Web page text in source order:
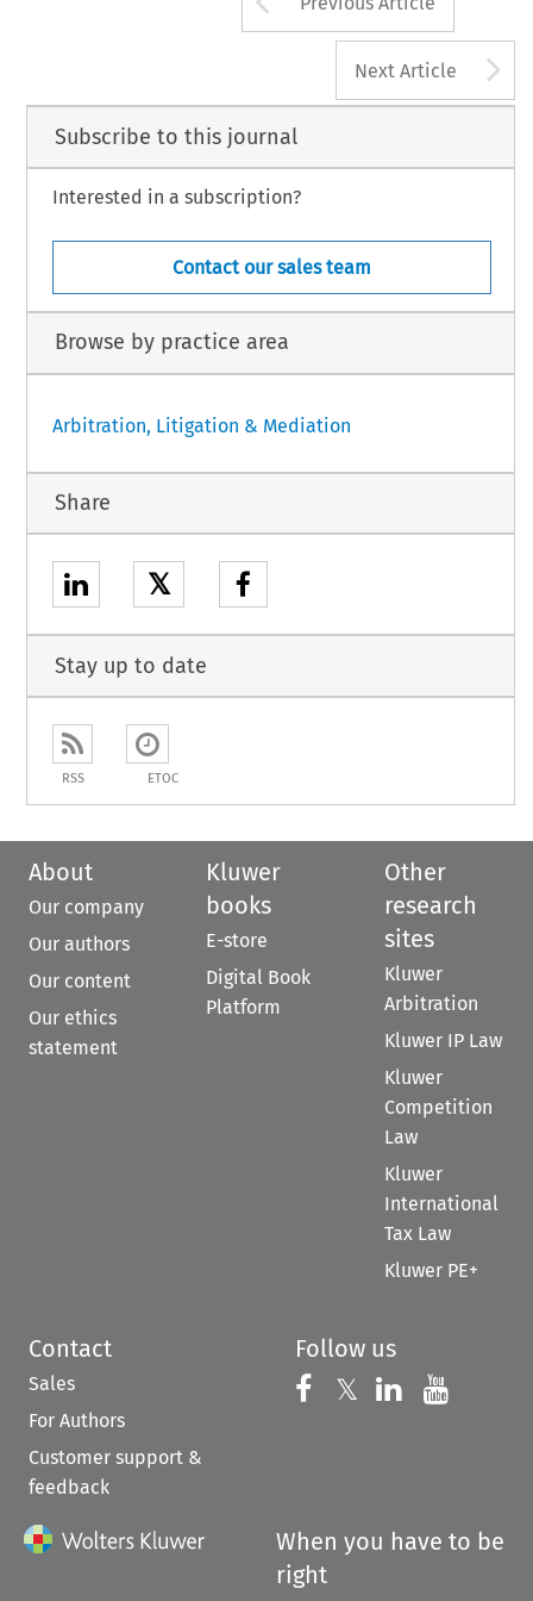
Next Article
Subscribe to this journal
Interested in a subscription?
Contact our sales team
Browse by practice area
Arbitration, Litigation & Mediation
Share
𝕏
Stay up to date
RSS ETOC
About
Our company
Our authors
Our content
Our ethics
statement
Kluwer
books
E-store
Digital Book
Platform
Other
research
sites
Kluwer
Arbitration
Kluwer IP Law
Kluwer
Competition
Law
Kluwer
International
Tax Law
Kluwer PE+
Contact
Sales
For Authors
Customer support &
feedback
Follow us
Follow us on
𝕏 Follow us on
Follow us
When you have to be
right